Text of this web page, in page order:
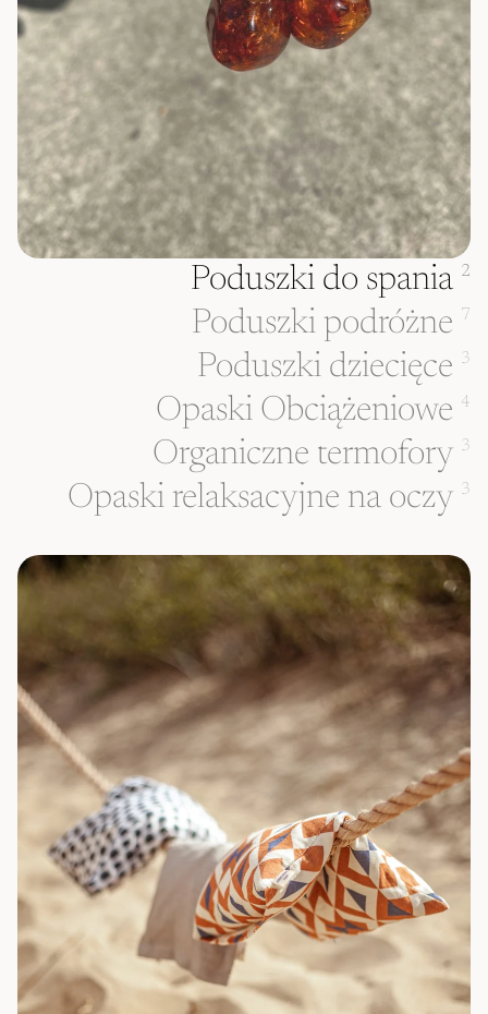
Poduszki do spania 2
Poduszki podróżne 7
Poduszki dziecięce 3
Opaski Obciążeniowe 4
Organiczne termofory 3
Opaski relaksacyjne na oczy 3